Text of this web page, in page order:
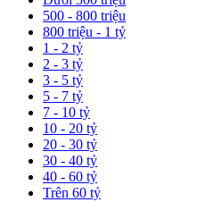
500 - 800 triệu
800 triệu - 1 tỷ
1 - 2 tỷ
2 - 3 tỷ
3 - 5 tỷ
5 - 7 tỷ
7 - 10 tỷ
10 - 20 tỷ
20 - 30 tỷ
30 - 40 tỷ
40 - 60 tỷ
Trên 60 tỷ